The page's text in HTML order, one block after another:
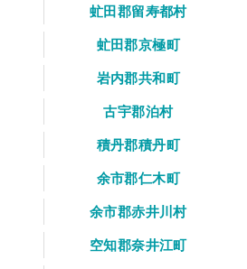
虻田郡留寿都村
虻田郡京極町
岩内郡共和町
古宇郡泊村
積丹郡積丹町
余市郡仁木町
余市郡赤井川村
空知郡奈井江町